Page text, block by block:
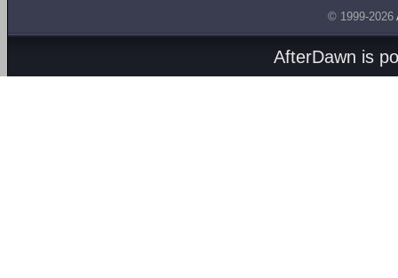
© 1999-2026
AfterDawn is